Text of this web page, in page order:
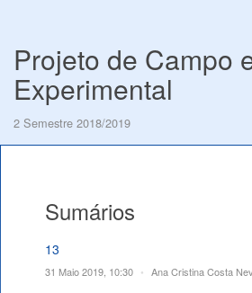
Projeto de Campo
Experimental
2 Semestre 2018/2019
Sumários
13
31 Maio 2019, 10:30 • Ana Cristina Costa